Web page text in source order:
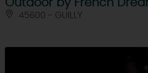
Outdoor by French
45600 - GUILLY